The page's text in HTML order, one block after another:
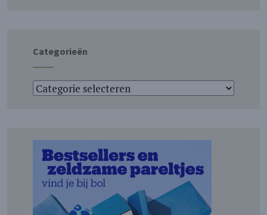
Categorieën
Categorieën